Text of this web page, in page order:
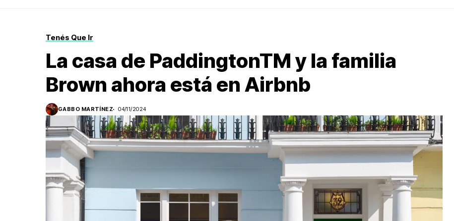
Tenés Que Ir
La casa de PaddingtonTM y la familia
Brown ahora está en Airbnb
GABBO MARTÍNEZ 04/11/2024